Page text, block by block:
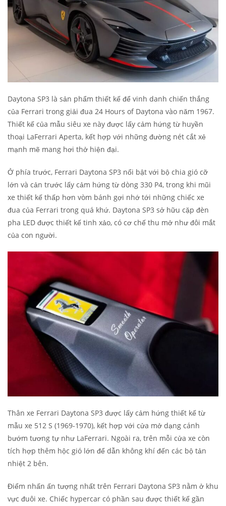
Daytona SP3 là sản phẩm thiết kế để vinh danh chiến thắng
của Ferrari trong giải đua 24 Hours of Daytona vào năm 1967.
Thiết kế của mẫu siêu xe này được lấy cảm hứng từ huyền
thoại LaFerrari Aperta, kết hợp với những đường nét cắt xẻ
mạnh mẽ mang hơi thở hiện đại.
Ở phía trước, Ferrari Daytona SP3 nổi bật với bộ chia gió cỡ
lớn và cản trước lấy cảm hứng từ dòng 330 P4, trong khi mũi
xe thiết kế thấp hơn vòm bánh gợi nhớ tới những chiếc xe
đua của Ferrari trong quá khứ. Daytona SP3 sở hữu cặp đèn
pha LED được thiết kế tinh xảo, có cơ chế thu mở như đôi mắt
của con người.
Thân xe Ferrari Daytona SP3 được lấy cảm hứng thiết kế từ
mẫu xe 512 S (1969-1970), kết hợp với cửa mở dạng cánh
bướm tương tự như LaFerrari. Ngoài ra, trên mỗi cửa xe còn
tích hợp thêm hộc gió lớn để dẫn không khí đến các bộ tản
nhiệt 2 bên.
Điểm nhấn ấn tượng nhất trên Ferrari Daytona SP3 nằm ở khu
vực đuôi xe. Chiếc hypercar có phần sau được thiết kế gần